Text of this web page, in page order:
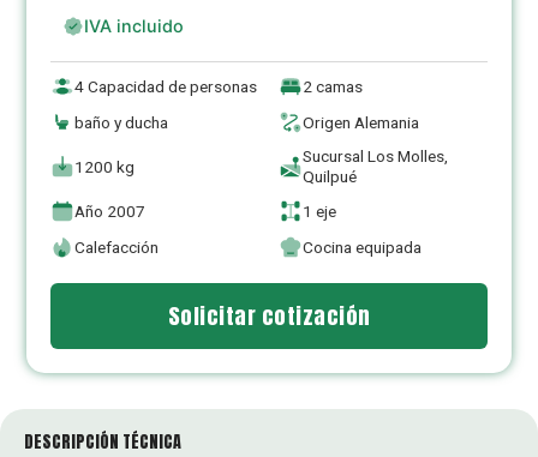
IVA incluido
4 Capacidad de personas
2 camas
baño y ducha
Origen Alemania
1200 kg
Sucursal Los Molles,
Quilpué
Año 2007
1 eje
Calefacción
Cocina equipada
Solicitar cotización
DESCRIPCIÓN TÉCNICA